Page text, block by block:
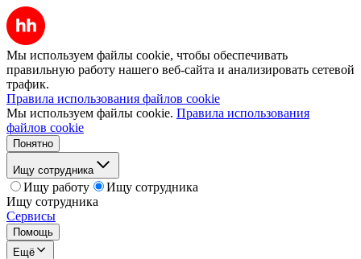
Мы используем файлы cookie, чтобы обеспечивать
правильную работу нашего веб-сайта и анализировать сетевой
трафик.
Правила использования файлов cookie
Мы используем файлы cookie. Правила использования
файлов cookie
Понятно
Ищу сотрудника
Ищу работу
Ищу сотрудника
Ищу сотрудника
Сервисы
Помощь
Ещё